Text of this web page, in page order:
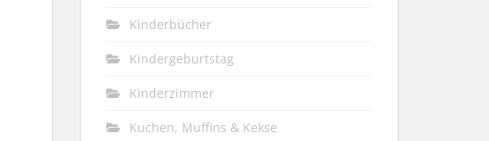
Kinderbücher
Kindergeburtstag
Kinderzimmer
Kuchen, Muffins & Kekse